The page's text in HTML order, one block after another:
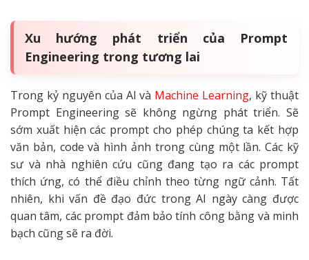
Xu hướng phát triển của Prompt
Engineering trong tương lai
Trong kỷ nguyên của AI và Machine Learning, kỹ thuật
Prompt Engineering sẽ không ngừng phát triển. Sẽ
sớm xuất hiện các prompt cho phép chúng ta kết hợp
văn bản, code và hình ảnh trong cùng một lần. Các kỹ
sư và nhà nghiên cứu cũng đang tạo ra các prompt
thích ứng, có thể điều chỉnh theo từng ngữ cảnh. Tất
nhiên, khi vấn đề đạo đức trong AI ngày càng được
quan tâm, các prompt đảm bảo tính công bằng và minh
bạch cũng sẽ ra đời.